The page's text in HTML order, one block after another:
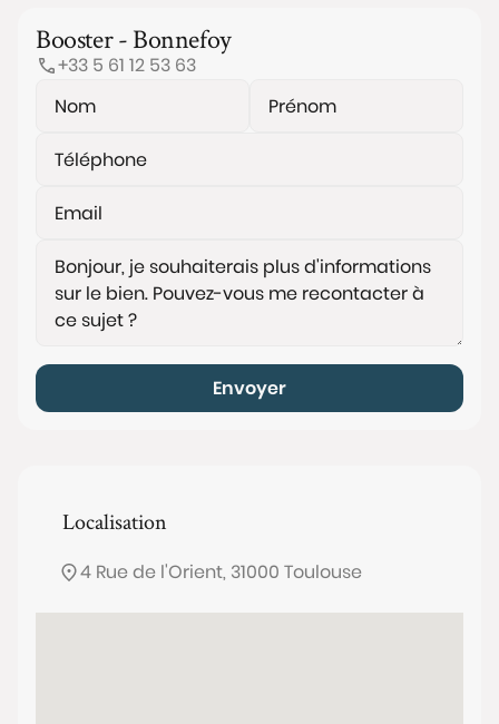
Booster - Bonnefoy
+33 5 61 12 53 63
Envoyer
Localisation
4 Rue de l'Orient, 31000 Toulouse